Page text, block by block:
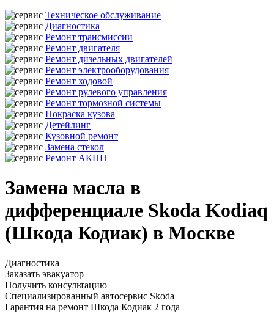
Техническое обслуживание
Диагностика
Ремонт трансмиссии
Ремонт двигателя
Ремонт дизельных двигателей
Ремонт электрооборудования
Ремонт ходовой
Ремонт рулевого управления
Ремонт тормозной системы
Покраска кузова
Детейлинг
Кузовной ремонт
Замена стекол
Ремонт АКПП
Замена масла в
дифференциале Skoda Kodiaq
(Шкода Кодиак) в Москве
Диагностика
Заказать эвакуатор
Получить консультацию
Специализированный автосервис Skoda
Гарантия на ремонт Шкода Кодиак 2 года